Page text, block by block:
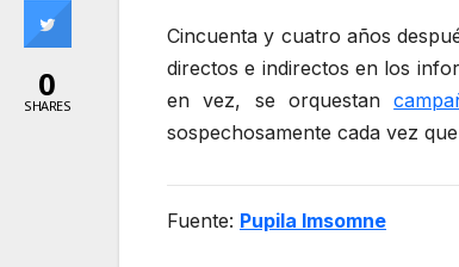
Cincuenta y cuatro años
directos e indirectos en los
en vez, se orquestan
sospechosamente cada vez
Fuente: Pupila Imsomne
0
SHARES